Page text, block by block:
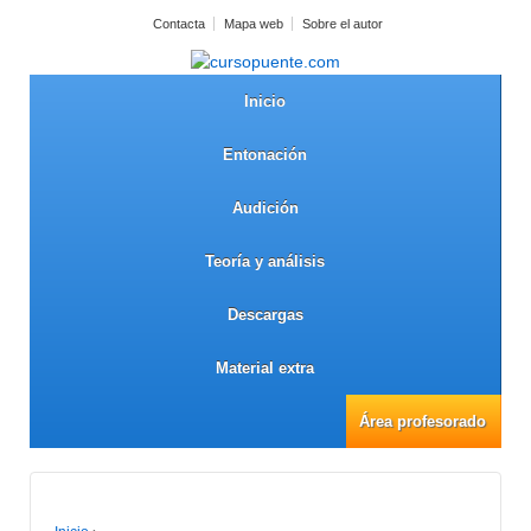
Contacta Mapa web Sobre el autor
Inicio
Entonación
Audición
Teoría y análisis
Descargas
Material extra
Área profesorado